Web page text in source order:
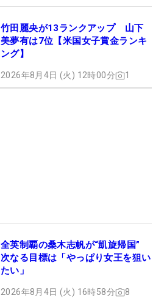
竹田麗央が13ランクアップ 山下
美夢有は7位【米国女子賞金ランキ
ング】
2026年8月4日 (火) 12時00分 1
全英制覇の桑木志帆が“凱旋帰国”
次なる目標は「やっぱり女王を狙い
たい」
2026年8月4日 (火) 16時58分 8